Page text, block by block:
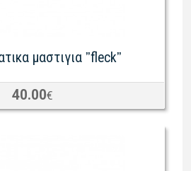
μαστιγια ˮfleckˮ
40.00€